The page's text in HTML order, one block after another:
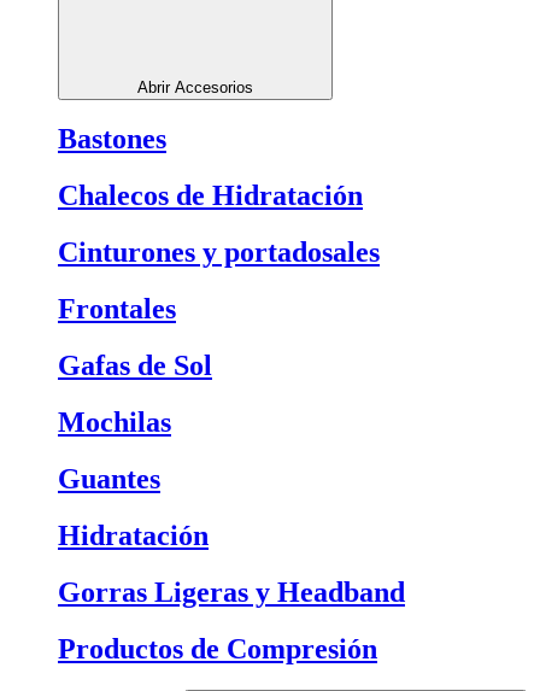
Abrir Accesorios
Bastones
Chalecos de Hidratación
Cinturones y portadosales
Frontales
Gafas de Sol
Mochilas
Guantes
Hidratación
Gorras Ligeras y Headband
Productos de Compresión